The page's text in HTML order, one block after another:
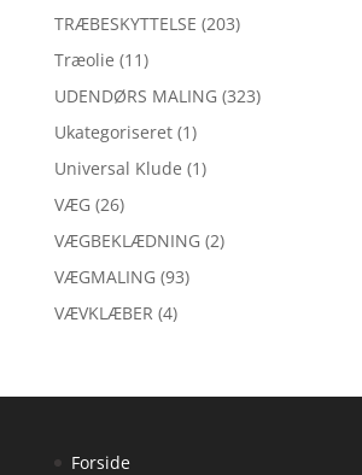
TRÆBESKYTTELSE (203)
Træolie (11)
UDENDØRS MALING (323)
Ukategoriseret (1)
Universal Klude (1)
VÆG (26)
VÆGBEKLÆDNING (2)
VÆGMALING (93)
VÆVKLÆBER (4)
Forside